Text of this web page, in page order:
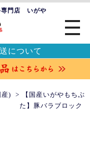
専門店 いがや
について
産)
【国産いがやもちぶ
た】豚バラブロック